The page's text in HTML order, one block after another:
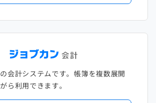
会計システムです。帳簿を複数展開
ら利用できます。